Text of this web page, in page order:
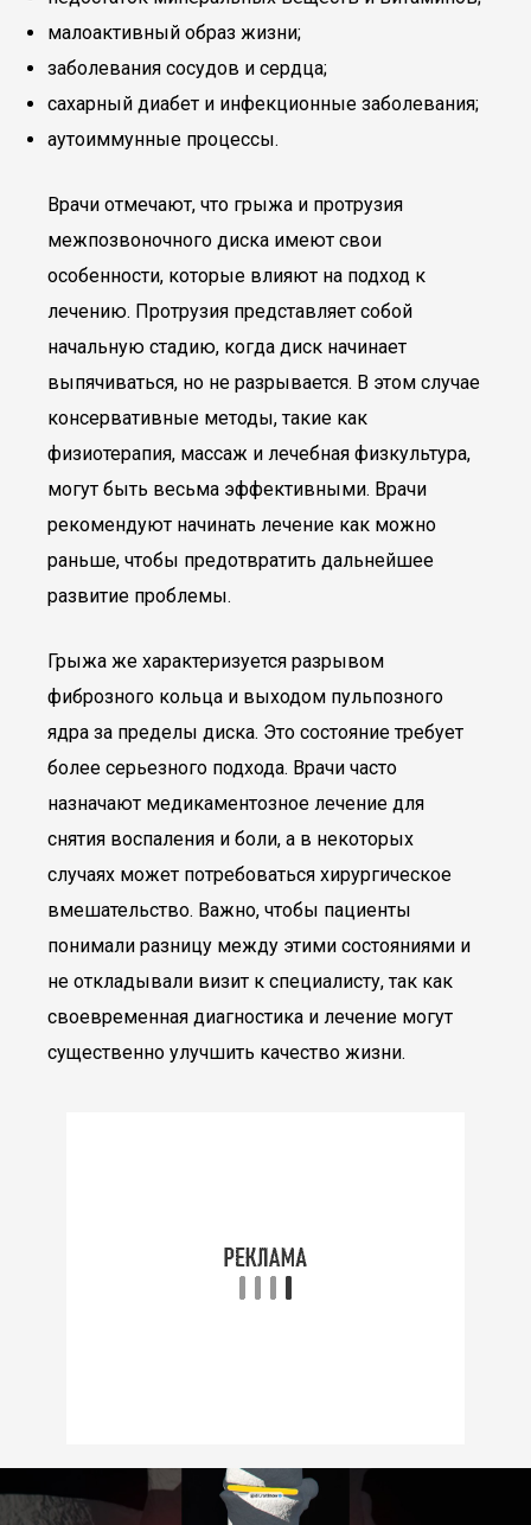
малоактивный образ жизни;
заболевания сосудов и сердца;
сахарный диабет и инфекционные заболевания;
аутоиммунные процессы.
Врачи отмечают, что грыжа и протрузия
межпозвоночного диска имеют свои
особенности, которые влияют на подход к
лечению. Протрузия представляет собой
начальную стадию, когда диск начинает
выпячиваться, но не разрывается. В этом случае
консервативные методы, такие как
физиотерапия, массаж и лечебная физкультура,
могут быть весьма эффективными. Врачи
рекомендуют начинать лечение как можно
раньше, чтобы предотвратить дальнейшее
развитие проблемы.
Грыжа же характеризуется разрывом
фиброзного кольца и выходом пульпозного
ядра за пределы диска. Это состояние требует
более серьезного подхода. Врачи часто
назначают медикаментозное лечение для
снятия воспаления и боли, а в некоторых
случаях может потребоваться хирургическое
вмешательство. Важно, чтобы пациенты
понимали разницу между этими состояниями и
не откладывали визит к специалисту, так как
своевременная диагностика и лечение могут
существенно улучшить качество жизни.